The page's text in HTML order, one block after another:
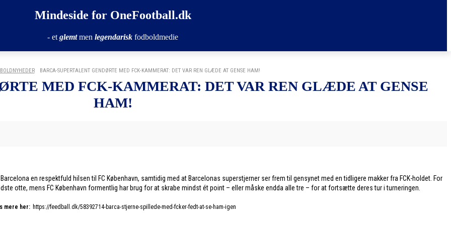
Mindeside for OneFootball.dk
- et glemtmen legendarisk fodboldmedie
BARCA-SUPERTALENT GENDØRTE MED FCK-KAMMERAT: DET VAR REN GLÆDE AT GENSE HAM!
MED FCK-KAMMERAT: DET VAR REN GLÆDE AT GENSE
HAM!
en respektfuld hilsen til FC København, samtidig med at Barcelonas superstjerner ser frem til gensynet med en tidligere makker fra FCK-holdet. For
otte, mens FC København formentlig har brug for at skrabe mindst ét point – eller måske endda alle tre – for at fortsætte deres tur i turneringen.
mere her: https://feedball.dk/58392714-barca-stjerne-spillede-med-fcker-fedt-at-se-ham-igen